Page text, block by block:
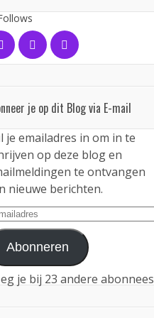
je op dit Blog via E-mail
je emailadres in om in te
op deze blog en
te ontvangen
nieuwe berichten.
Abonneren
je bij 23 andere abonnees